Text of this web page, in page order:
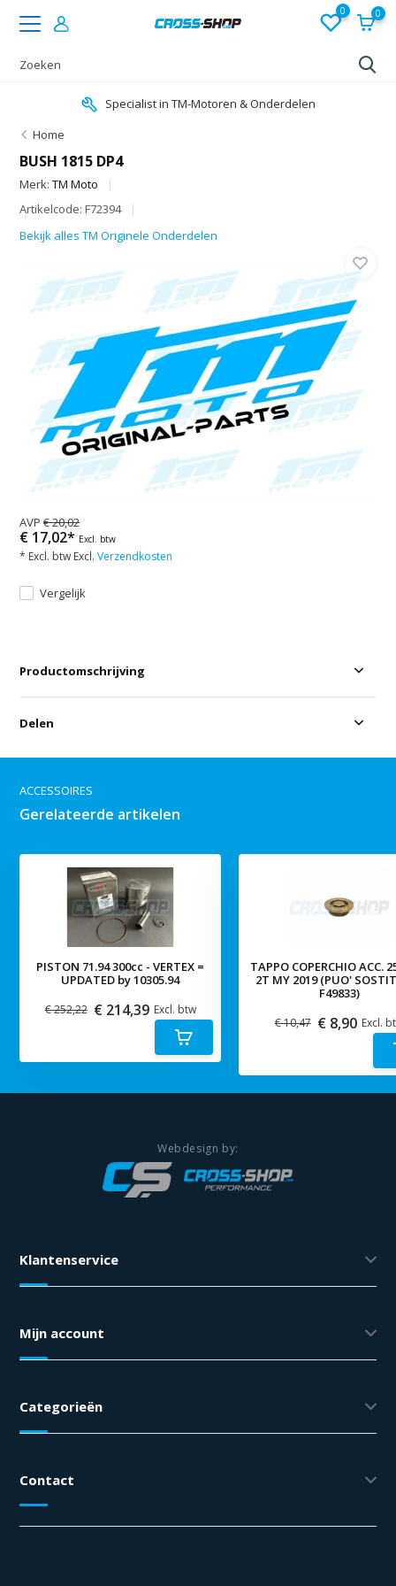
0 0
Specialist in TM-Motoren & Onderdelen
Home
BUSH 1815 DP4
Merk:TM Moto
Artikelcode: F72394
Bekijk alles TM Originele Onderdelen
AVP€ 20,02
€ 17,02* Excl. btw
* Excl. btw Excl.Verzendkosten
Vergelijk
Productomschrijving
Delen
ACCESSOIRES
Gerelateerde artikelen
PISTON 71.94 300cc - VERTEX =
UPDATED by 10305.94
€ 252,22 € 214,39 Excl. btw
TAPPO COPERCHIO ACC.
2T MY 2019 (PUO'
F49833)
€ 10,47 € 8,90 Excl.
Klantenservice
Mijn account
Categorieën
Contact